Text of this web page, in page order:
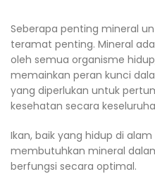
Seberapa penting mineral
teramat penting. Mineral
oleh semua organisme
memainkan peran kunci
yang diperlukan untuk
kesehatan secara
Ikan, baik yang hidup di
membutuhkan mineral
berfungsi secara optimal.